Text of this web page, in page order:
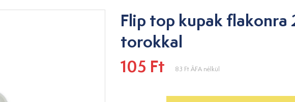
Flip top kupak flakonra
torokkal
105 Ft
83 FtÁFA nélkül